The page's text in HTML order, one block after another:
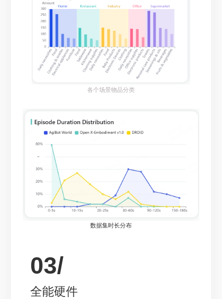
各个场景物品分类
数据集时长分布
03/
全能硬件